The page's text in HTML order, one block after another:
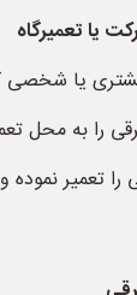
یا تعمیرگاه
یا شخصی
را به محل
را تعمیر